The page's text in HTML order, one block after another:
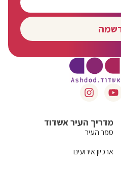
מדריך העיר אשדוד
ספר העיר
ארכיון אירועים